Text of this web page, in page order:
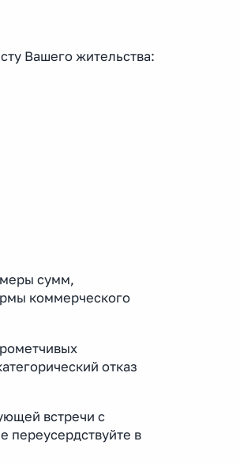
Вашего жительства:
сумм,
коммерческого
отказ
встречи с
переусердствуйте в